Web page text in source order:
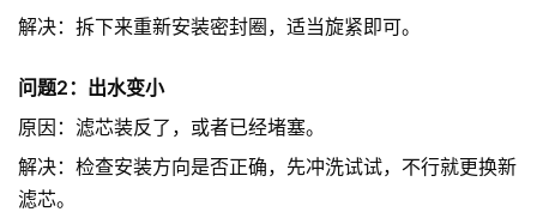
解决：拆下来重新安装密封圈，适当旋紧即可。
问题2：出水变小
原因：滤芯装反了，或者已经堵塞。
解决：检查安装方向是否正确，先冲洗试试，不行就更换新
滤芯。